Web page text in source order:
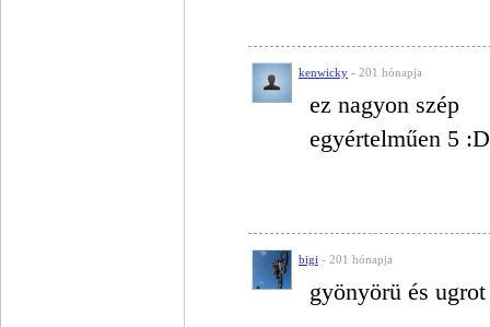
kenwicky - 201 hónapja
ez nagyon szép
egyértelműen 5 :D
bigi - 201 hónapja
gyönyörü és